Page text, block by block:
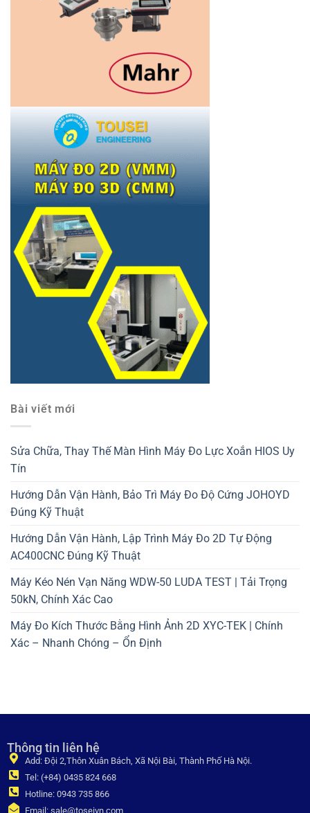
Bài viết mới
Sửa Chữa, Thay Thế Màn Hình Máy Đo Lực Xoắn HIOS Uy
Tín
Hướng Dẫn Vận Hành, Bảo Trì Máy Đo Độ Cứng JOHOYD
Đúng Kỹ Thuật
Hướng Dẫn Vận Hành, Lập Trình Máy Đo 2D Tự Động
AC400CNC Đúng Kỹ Thuật
Máy Kéo Nén Vạn Năng WDW-50 LUDA TEST | Tải Trọng
50kN, Chính Xác Cao
Máy Đo Kích Thước Bằng Hình Ảnh 2D XYC-TEK | Chính
Xác – Nhanh Chóng – Ổn Định
Thông tin liên hệ
Add: Đội 2,Thôn Xuân Bách, Xã Nội Bài, Thành Phố Hà Nội.
Tel: (+84) 0435 824 668
Hotline: 0943 735 866
Email: sale@toseivn.com